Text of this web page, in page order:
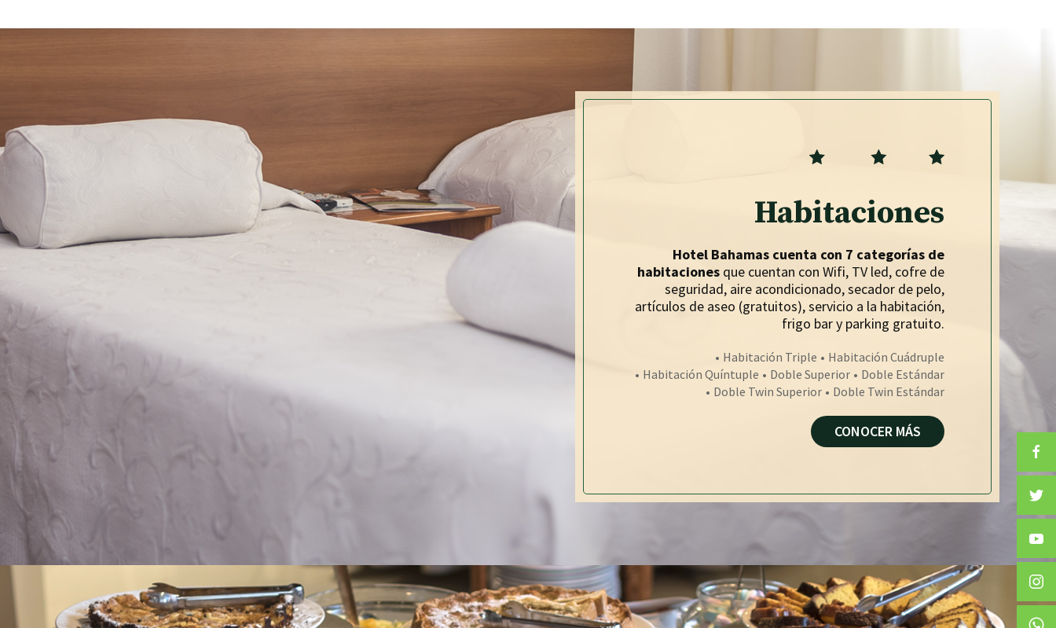
Habitaciones
Hotel Bahamas cuenta con 7 categorías de
habitaciones que cuentan con Wifi, TV led, cofre de
seguridad, aire acondicionado, secador de pelo,
artículos de aseo (gratuitos), servicio a la habitación,
frigo bar y parking gratuito.
Habitación Triple
Habitación Cuádruple
Habitación Quíntuple
Doble Superior
Doble Estándar
Doble Twin Superior
Doble Twin Estándar
CONOCER MÁS